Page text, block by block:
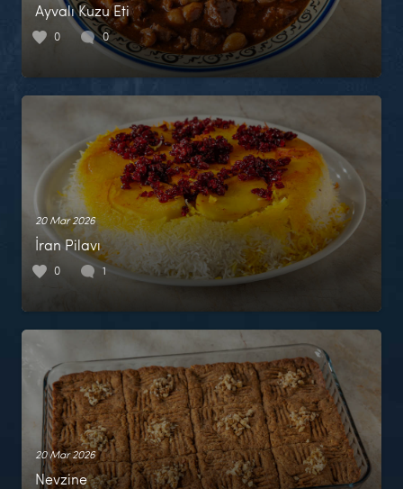
Ayvalı Kuzu Eti
0 0
20 Mar 2026
İran Pilavı
0 1
20 Mar 2026
Nevzine